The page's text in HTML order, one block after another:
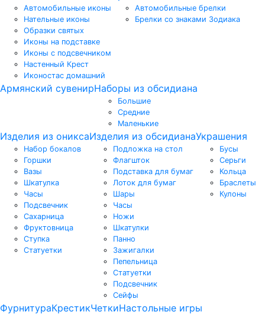
Автомобильные иконы
Нательные иконы
Образки святых
Иконы на подставке
Иконы с подсвечником
Настенный Крест
Иконостас домашний
Автомобильные брелки
Брелки со знаками Зодиака
Армянский сувенирНаборы из обсидиана
Большие
Средние
Маленькие
Изделия из оникса
Набор бокалов
Горшки
Вазы
Шкатулка
Часы
Подсвечник
Сахарница
Фруктовница
Ступка
Статуетки
Изделия из обсидиана
Подложка на стол
Флагшток
Подставка для бумаг
Лоток для бумаг
Шары
Часы
Ножи
Шкатулки
Панно
Зажигалки
Пепельница
Статуетки
Подсвечник
Сейфы
Украшения
Бусы
Серьги
Кольца
Браслеты
Кулоны
ФурнитураКрестикЧеткиНастольные игры